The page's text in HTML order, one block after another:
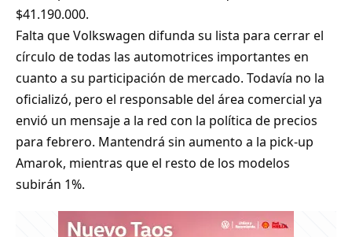
$41.190.000.
Falta que Volkswagen difunda su lista para cerrar el
círculo de todas las automotrices importantes en
cuanto a su participación de mercado. Todavía no la
oficializó, pero el responsable del área comercial ya
envió un mensaje a la red con la política de precios
para febrero. Mantendrá sin aumento a la pick-up
Amarok, mientras que el resto de los modelos
subirán 1%.